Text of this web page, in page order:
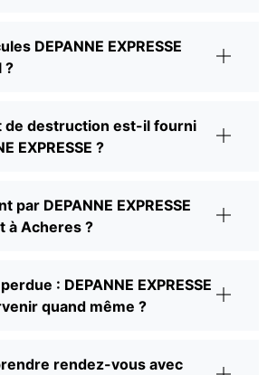
DEPANNE EXPRESSE
?
de destruction est-il fourni
EXPRESSE ?
par DEPANNE EXPRESSE
à Acheres ?
: DEPANNE EXPRESSE
quand même ?
rendez-vous avec